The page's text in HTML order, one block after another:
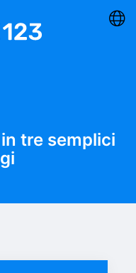
tre semplici